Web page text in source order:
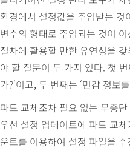
환경에서 설정값을 주입받는
변수의 형태로 주입되는 것이
절차에 활용할 만한 유연성을
야 할 질문이 두 가지 있다. 첫
가?’이고, 두 번째는 ‘민감 정보
파드 교체조차 필요 없는 무중
우선 설정 업데이트에 파드 교
운트를 이용하여 설정 파일을